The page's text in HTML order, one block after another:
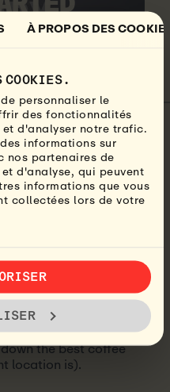
À PROPOS DES
COOKIES.
personnaliser le
des fonctionnalités
d'analyser notre trafic.
informations sur
nos partenaires de
d'analyse, qui peuvent
informations que vous
collectées lors de votre
name is Beatrice, but
been a writer and
since 2022. My life
and backpack as I
Portuguese sunsets
country.
waves, the Atlantic
the best coffee
location is).